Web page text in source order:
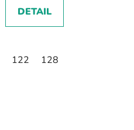
DETAIL
122 128